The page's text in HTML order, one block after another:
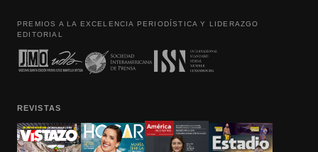
PREMIOS A LA EXCELENCIA PERIODÍSTICA Y LIDERAZGO
EDITORIAL
REVISTAS